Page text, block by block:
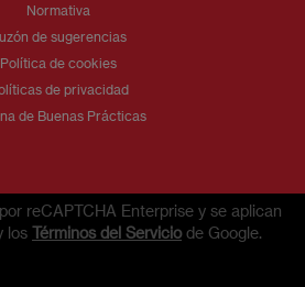
Normativa
de sugerencias
Política de cookies
de privacidad
de Buenas Prácticas
reCAPTCHA Enterprise y se aplican
los Términos del Serviciode Google.